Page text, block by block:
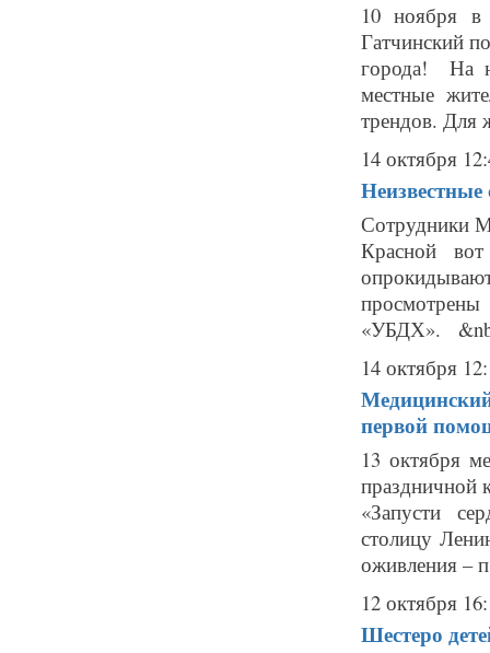
10 ноября в
Гатчинский
города! На
местные
трендов. Для
14 октября
Сотрудники
Красной
«УБДХ».
14 октября
первой
13 октября
«Запусти
столицу
оживления –
12 октября
Шестеро